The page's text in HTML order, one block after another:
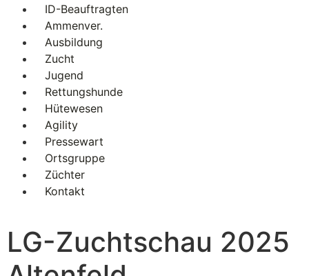
ID-Beauftragten
Ammenver.
Ausbildung
Zucht
Jugend
Rettungshunde
Hütewesen
Agility
Pressewart
Ortsgruppe
Züchter
Kontakt
LG-Zuchtschau 2025